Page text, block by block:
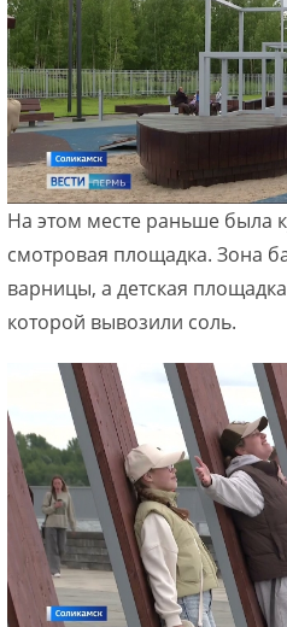
На этом месте раньше была
смотровая площадка. Зона
варницы, а детская
которой вывозили соль.